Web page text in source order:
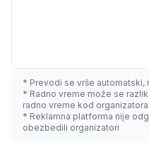
* Prevodi se vrše automatski,
* Radno vreme može se
radno vreme kod organizatora
* Reklamna platforma nije
obezbedili organizatori